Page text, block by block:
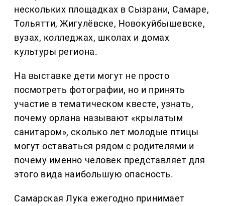
нескольких площадках в Сызрани, Самаре,
Тольятти, Жигулёвске, Новокуйбышевске,
вузах, колледжах, школах и домах
культуры региона.
На выставке дети могут не просто
посмотреть фотографии, но и принять
участие в тематическом квесте, узнать,
почему орлана называют «крылатым
санитаром», сколько лет молодые птицы
могут оставаться рядом с родителями и
почему именно человек представляет для
этого вида наибольшую опасность.
Самарская Лука ежегодно принимает